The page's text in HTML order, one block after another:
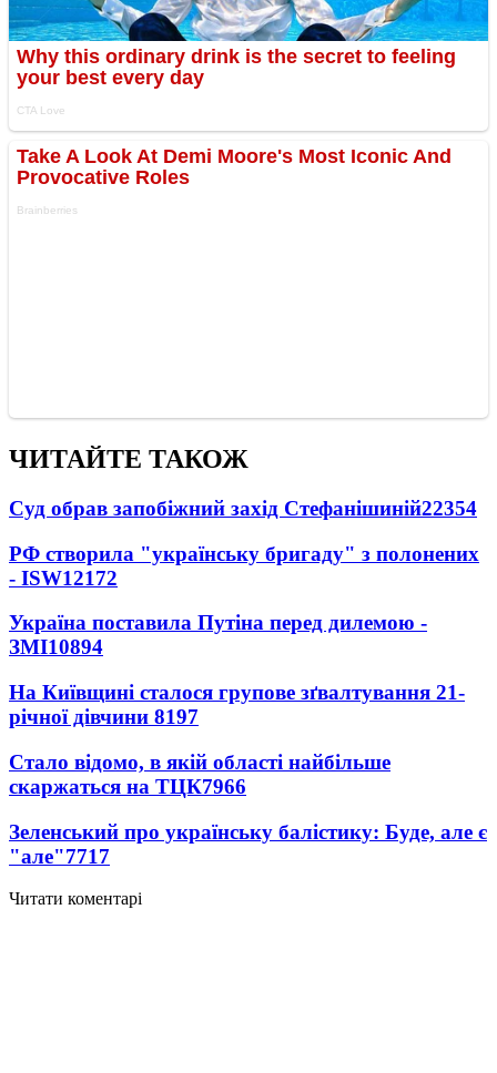
ЧИТАЙТЕ ТАКОЖ
Суд обрав запобіжний захід Стефанішиній22354
РФ створила "українську бригаду" з полонених
- ISW12172
Україна поставила Путіна перед дилемою -
ЗМІ10894
На Київщині сталося групове зґвалтування 21-
річної дівчини 8197
Стало відомо, в якій області найбільше
скаржаться на ТЦК7966
Зеленський про українську балістику: Буде, але є
"але"7717
Читати коментарі